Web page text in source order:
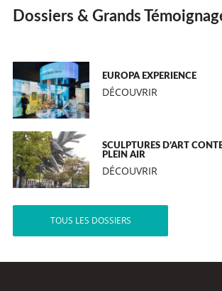
Dossiers & Grands
EUROPA EXPERIENCE
DÉCOUVRIR
SCULPTURES D’ART
PLEIN AIR
DÉCOUVRIR
TOUS LES DOSSIERS